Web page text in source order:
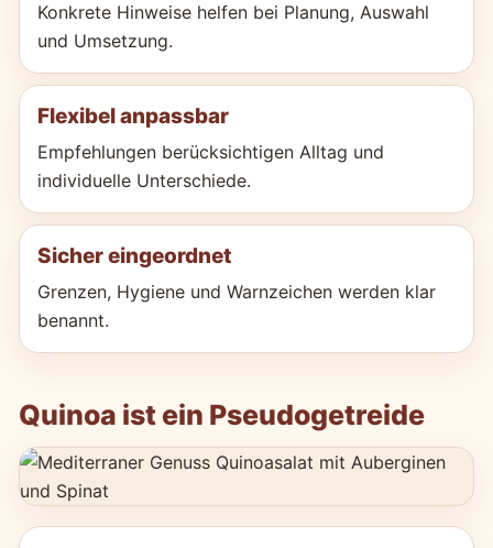
Konkrete Hinweise helfen bei Planung, Auswahl
und Umsetzung.
Flexibel anpassbar
Empfehlungen berücksichtigen Alltag und
individuelle Unterschiede.
Sicher eingeordnet
Grenzen, Hygiene und Warnzeichen werden klar
benannt.
Quinoa ist ein Pseudogetreide